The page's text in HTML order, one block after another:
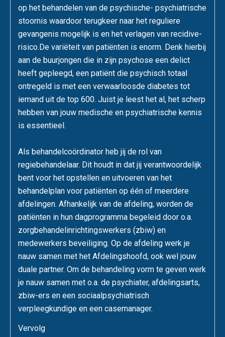
op het behandelen van de psychische- psychiatrische
stoornis waardoor terugkeer naar het reguliere
gevangenis mogelijk is en het verlagen van recidive-
risico.De variëteit van patiënten is enorm. Denk hierbij
aan de buurjongen die in zijn psychose een delict
heeft gepleegd, een patiënt die psychisch totaal
ontregeld is met een verwaarloosde diabetes tot
iemand uit de top 600. Juist je leest het al, het scherp
hebben van jouw medische en psychiatrische kennis
is essentieel.
Als behandelcoördinator heb jij de rol van
regiebehandelaar. Dit houdt in dat jij verantwoordelijk
bent voor het opstellen en uitvoeren van het
behandelplan voor patiënten op één of meerdere
afdelingen. Afhankelijk van de afdeling, worden de
patiënten in hun dagprogramma begeleid door o.a.
zorgbehandelinrichtingswerkers (zbiw) en
medewerkers beveiliging. Op de afdeling werk je
nauw samen met het Afdelingshoofd, ook wel jouw
duale partner. Om de behandeling vorm te geven werk
je nauw samen met o.a. de psychiater, afdelingsarts,
zbiw-ers en een sociaalpsychiatrisch
verpleegkundige en een casemanager.
Vervolg